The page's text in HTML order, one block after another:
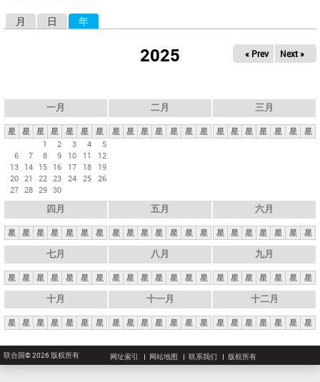
月 日 年
2025 « Prev Next »
一月
星 星 星 星 星 星
星
1
2 3 4
5
6
7 8 9 10 11
12
13 14 15 16 17 18
19
20 21 22 23 24 25 26
27 28 29 30
二月
星 星 星 星 星 星 星
三月
星 星 星 星 星 星 星
四月
星 星 星 星 星 星 星
五月
星 星 星 星 星 星 星
六月
星 星 星 星 星 星 星
七月
星 星 星 星 星 星 星
八月
星 星 星 星 星 星 星
九月
星 星 星 星 星 星 星
十月
星 星 星 星 星 星 星
十一月
星 星 星 星 星 星 星
十二月
星 星 星 星 星 星 星
联合国© 2026 版权所有 网址索引 网站地图 联系我们 版权所有